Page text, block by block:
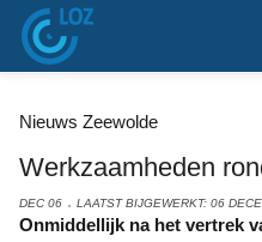
Nieuws Zeewolde
Werkzaamheden
DEC 06 LAATST BIJGEWERKT: 06
Onmiddellijk na het vertrek van Sinterklaas werden langs